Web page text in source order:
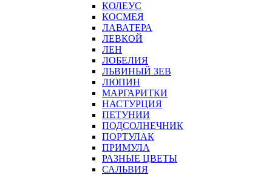
КОЛЕУС
КОСМЕЯ
ЛАВАТЕРА
ЛЕВКОЙ
ЛЕН
ЛОБЕЛИЯ
ЛЬВИНЫЙ ЗЕВ
ЛЮПИН
МАРГАРИТКИ
НАСТУРЦИЯ
ПЕТУНИИ
ПОДСОЛНЕЧНИК
ПОРТУЛАК
ПРИМУЛА
РАЗНЫЕ ЦВЕТЫ
САЛЬВИЯ